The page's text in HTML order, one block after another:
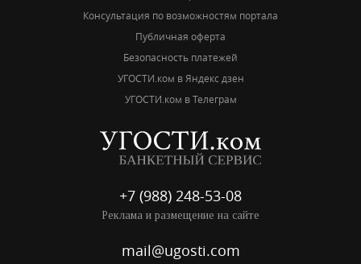
Консультация по возможностям портала
Публичная оферта
Безопасность платежей
УГОСТИ.ком в Яндекс дзен
УГОСТИ.ком в Телеграм
+7 (988) 248-53-08
Реклама и размещение на сайте
mail@ugosti.com